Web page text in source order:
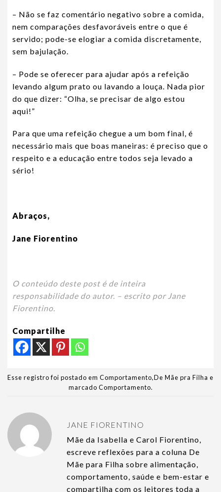
– Não se faz comentário negativo sobre a comida,
nem comparações desfavoráveis entre o que é
servido; pode-se elogiar a comida discretamente,
sem bajulação.
– Pode se oferecer para ajudar após a refeição
levando algum prato ou lavando a louça. Nada pior
do que dizer: “Olha, se precisar de algo estou
aqui!”
Para que uma refeição chegue a um bom final, é
necessário mais que boas maneiras: é preciso que o
respeito e a educação entre todos seja levado a
sério!
Abraços,
Jane Fiorentino
O conteúdo deste post é de inteira
responsabilidade do autor. – escrito por Jane
Fiorentino.
Compartilhe
Esse registro foi postado em Comportamento,De Mãe pra Filha e
marcado Comportamento.
JANE FIORENTINO
Mãe da Isabella e Carol Fiorentino,
escreve reflexões para a coluna De
Mãe para Filha sobre alimentação,
comportamento, saúde e bem-estar e
compartilha com os leitores toda a